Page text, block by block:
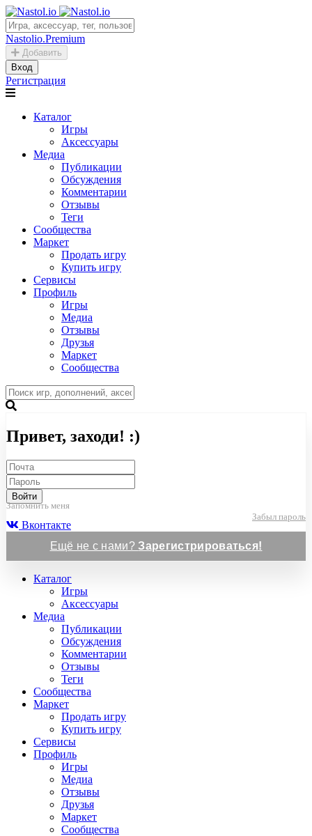
Nastolio.Premium
Добавить
Вход
Регистрация
Каталог
Игры
Аксессуары
Медиа
Публикации
Обсуждения
Комментарии
Отзывы
Теги
Сообщества
Маркет
Продать игру
Купить игру
Сервисы
Профиль
Игры
Медиа
Отзывы
Друзья
Маркет
Сообщества
Привет, заходи! :)
Войти
Запомнить меня
Забыл пароль
Вконтакте
Ещё не с нами?Зарегистрироваться!
Каталог
Игры
Аксессуары
Медиа
Публикации
Обсуждения
Комментарии
Отзывы
Теги
Сообщества
Маркет
Продать игру
Купить игру
Сервисы
Профиль
Игры
Медиа
Отзывы
Друзья
Маркет
Сообщества